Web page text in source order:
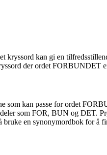
kan gi en
der ordet FORBUNDET
som kan passe for ordet
som FOR, BUN og DET.
en synonymordbok for å